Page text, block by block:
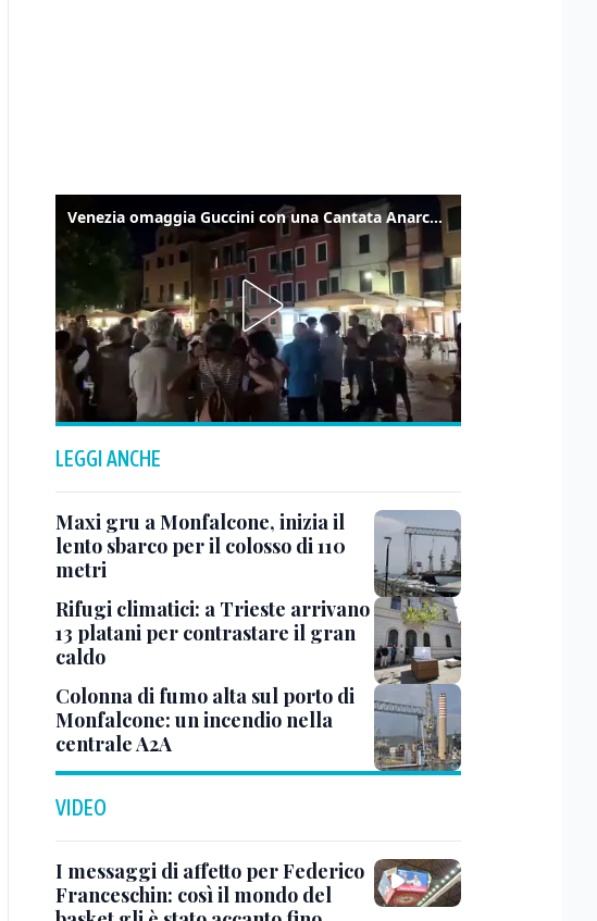
Venezia omaggia Guccini con una Cantata Anarchica in campo Santa Margherita
LEGGI ANCHE
Maxi gru a Monfalcone, inizia il
lento sbarco per il colosso di 110
metri
Rifugi climatici: a Trieste arrivano
13 platani per contrastare il gran
caldo
Colonna di fumo alta sul porto di
Monfalcone: un incendio nella
centrale A2A
VIDEO
I messaggi di affetto per Federico
Franceschin: così il mondo del